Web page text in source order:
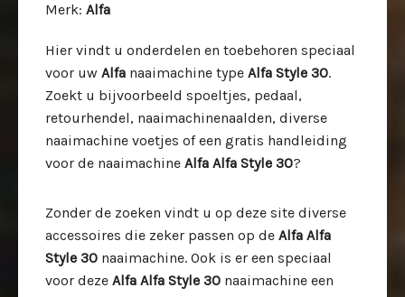
Merk: Alfa
Hier vindt u onderdelen en toebehoren speciaal
voor uw Alfa naaimachine type Alfa Style 30.
Zoekt u bijvoorbeeld spoeltjes, pedaal,
retourhendel, naaimachinenaalden, diverse
naaimachine voetjes of een gratis handleiding
voor de naaimachine Alfa Alfa Style 30?
Zonder de zoeken vindt u op deze site diverse
accessoires die zeker passen op de Alfa Alfa
Style 30 naaimachine. Ook is er een speciaal
voor deze Alfa Alfa Style 30 naaimachine een